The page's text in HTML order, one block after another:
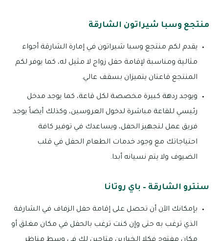
منتجع وسبا شيراتون الشارقة
يقدم لكم منتجع وسبا شيراتون في إمارة الشارقة أجواء
مثالية ومناسبة لإقامة حفل زواج لا مثيل له، كما يوفر لكم
المنتجع قاعتان يتميزان بسقف عالي.
ويوجد ردهة كبيرة مخصصة لكل قاعة، كما يوجد مدخل
رئيسي للقاعة مباشرة لدخول العروسين، وكذلك أيضاً يوجد
فريق عمل لتجهيز الحفل، ويساعدك في توفير كافة
احتياجاتك مع وجود خدمات الطعام الحفل في قلب
الضيوف ولا يتم نسيانه أبدا.
سنترو الشارقة – باي روتانا
بإمكانك الآن أن تحصل على إقامة حفل الزفاف في الشارقة
الذي ترغب به حتى وإن كنت ترغب بالحفل في مكان مغلق أو